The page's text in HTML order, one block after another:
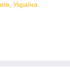
Україна